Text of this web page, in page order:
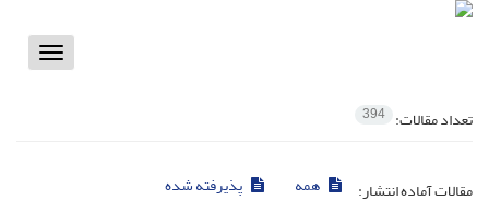
Toggle
تعداد مقالات: 394
مقالات آماده انتشار: همه
پذیرفته شده